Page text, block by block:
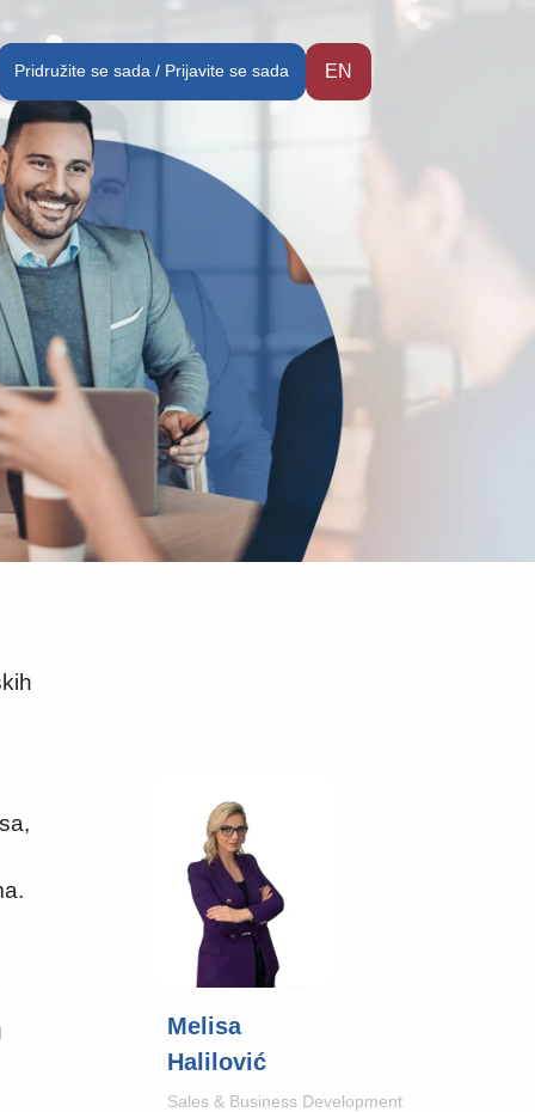
Pridružite se sada / Prijavite se sada EN
Melisa
Halilović
Sales & Business Development